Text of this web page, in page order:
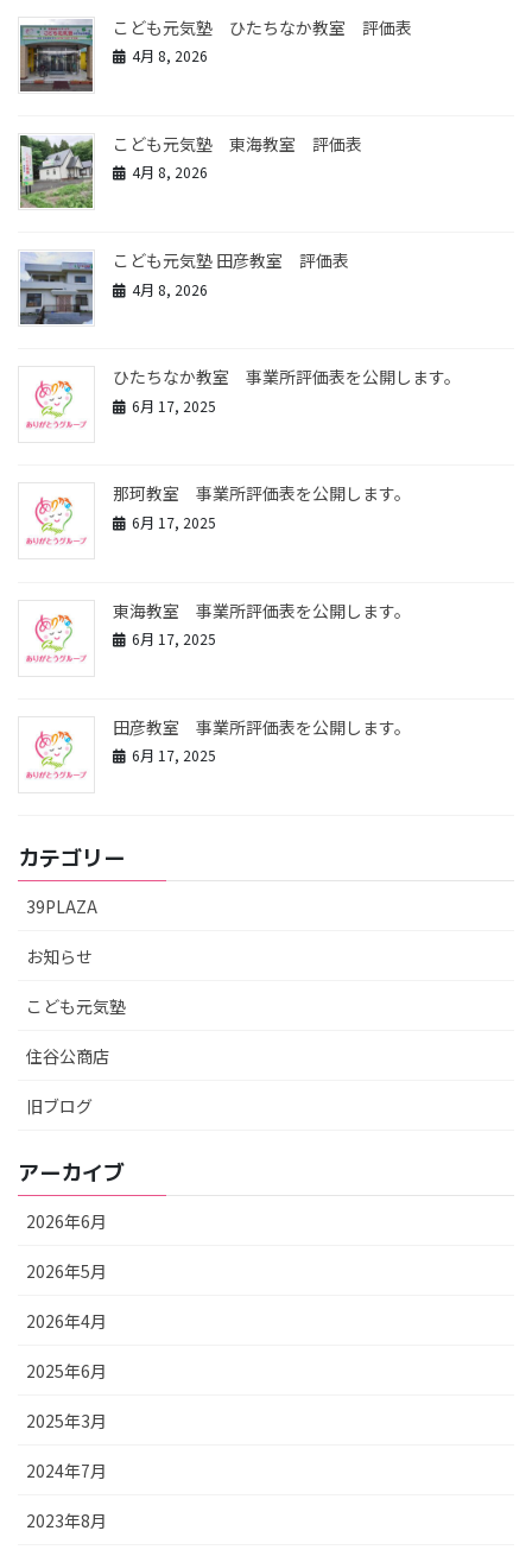
こども元気塾 ひたちなか教室 評価表
4月 8, 2026
こども元気塾 東海教室 評価表
4月 8, 2026
こども元気塾 田彦教室 評価表
4月 8, 2026
ひたちなか教室 事業所評価表を公開します。
6月 17, 2025
那珂教室 事業所評価表を公開します。
6月 17, 2025
東海教室 事業所評価表を公開します。
6月 17, 2025
田彦教室 事業所評価表を公開します。
6月 17, 2025
カテゴリー
39PLAZA
お知らせ
こども元気塾
住谷公商店
旧ブログ
アーカイブ
2026年6月
2026年5月
2026年4月
2025年6月
2025年3月
2024年7月
2023年8月